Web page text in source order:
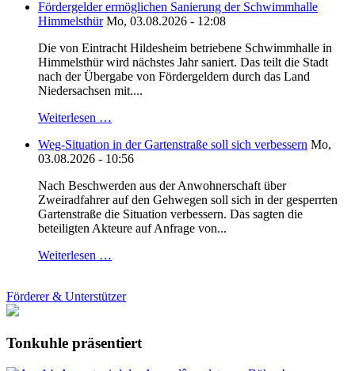
Fördergelder ermöglichen Sanierung der Schwimmhalle
Himmelsthür Mo, 03.08.2026 - 12:08
Die von Eintracht Hildesheim betriebene Schwimmhalle in
Himmelsthür wird nächstes Jahr saniert. Das teilt die Stadt
nach der Übergabe von Fördergeldern durch das Land
Niedersachsen mit....
Weiterlesen …
Weg-Situation in der Gartenstraße soll sich verbessern Mo,
03.08.2026 - 10:56
Nach Beschwerden aus der Anwohnerschaft über
Zweiradfahrer auf den Gehwegen soll sich in der gesperrten
Gartenstraße die Situation verbessern. Das sagten die
beteiligten Akteure auf Anfrage von...
Weiterlesen …
Förderer & Unterstützer
Tonkuhle präsentiert